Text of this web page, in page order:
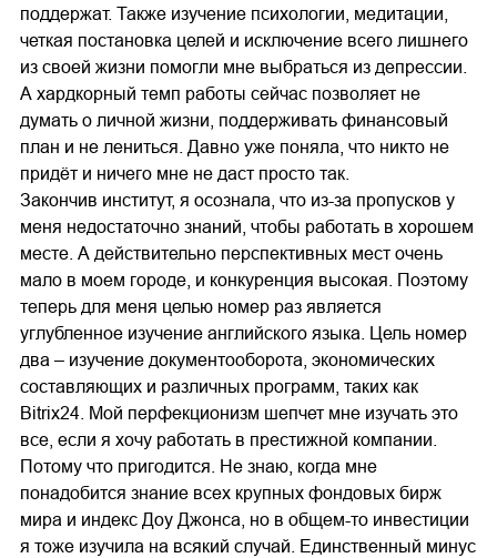
поддержат. Также изучение психологии, медитации,
четкая постановка целей и исключение всего лишнего
из своей жизни помогли мне выбраться из депрессии.
А хардкорный темп работы сейчас позволяет не
думать о личной жизни, поддерживать финансовый
план и не лениться. Давно уже поняла, что никто не
придёт и ничего мне не даст просто так.
Закончив институт, я осознала, что из-за пропусков у
меня недостаточно знаний, чтобы работать в хорошем
месте. А действительно перспективных мест очень
мало в моем городе, и конкуренция высокая. Поэтому
теперь для меня целью номер раз является
углубленное изучение английского языка. Цель номер
два – изучение документооборота, экономических
составляющих и различных программ, таких как
Bitrix24. Мой перфекционизм шепчет мне изучать это
все, если я хочу работать в престижной компании.
Потому что пригодится. Не знаю, когда мне
понадобится знание всех крупных фондовых бирж
мира и индекс Доу Джонса, но в общем-то инвестиции
я тоже изучила на всякий случай. Единственный минус